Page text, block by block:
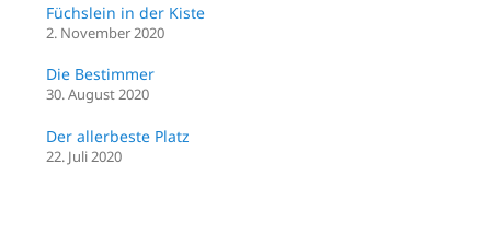
Füchslein in der Kiste
2. November 2020
Die Bestimmer
30. August 2020
Der allerbeste Platz
22. Juli 2020